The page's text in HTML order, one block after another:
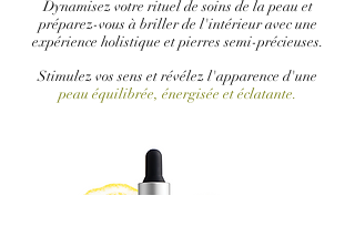
Dynamisez votre rituel de soins de la peau et
préparez-vous à briller de l'intérieur avec une
expérience holistique et pierres semi-précieuses.
Stimulez vos sens et révélez l'apparence d'une
peau équilibrée, énergisée et éclatante.